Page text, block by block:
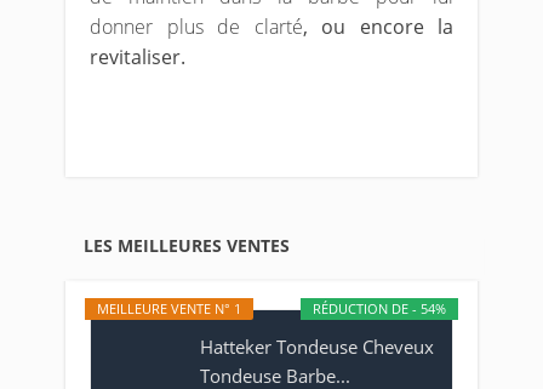
donner plus de clarté, ou encore la
revitaliser.
LES MEILLEURES VENTES
RÉDUCTION DE - 54%
MEILLEURE VENTE N° 1
Hatteker Tondeuse Cheveux
Tondeuse Barbe...